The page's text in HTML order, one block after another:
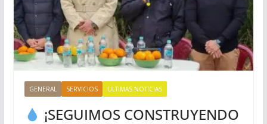
GENERAL SERVICIOS ULTIMAS NOTICIAS
¡SEGUIMOS CONSTRUYENDO